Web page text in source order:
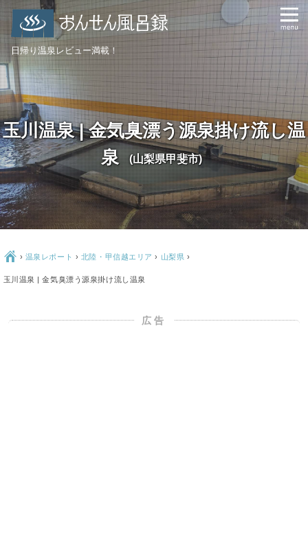
日帰り温泉レビュー満載！
玉川温泉 | 金気臭漂う源泉掛け流し温
泉
(山梨県甲斐市)
Ç › 温泉レポート › 北陸・甲信越エリア › 山梨県 ›
玉川温泉 | 金気臭漂う源泉掛け流し温泉